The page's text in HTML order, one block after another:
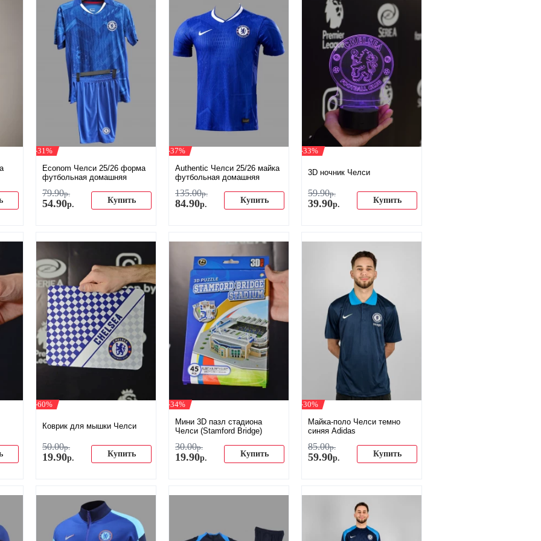
-31%
Econom Челси 25/26 форма
футбольная домашняя
79.90р.
54.90р. Купить
-37%
Authentic Челси 25/26 майка
футбольная домашняя
135.00р.
84.90р. Купить
-33%
3D ночник Челси
59.90р.
39.90р. Купить
-60%
Коврик для мышки Челси
50.00р.
19.90р. Купить
-34%
Мини 3D пазл стадиона
Челси (Stamford Bridge)
30.00р.
19.90р. Купить
-30%
Майка-поло Челси темно
синяя Adidas
85.00р.
59.90р. Купить